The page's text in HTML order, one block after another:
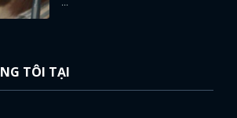
TÔI TẠI